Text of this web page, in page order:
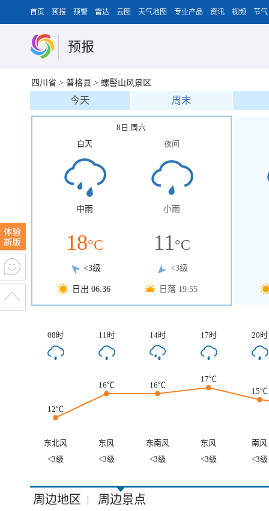
首页 预报 预警 雷达 云图 天气地图 专业产品 资讯 视频 节气
预报
四川省 > 普格县 > 螺髻山风景区
今天 周末
8日 周六
白天
中雨
18°C
<3级
日出 06:36
夜间
小雨
11°C
<3级
日落 19:55
08时 11时 14时 17时 20时
12℃
16℃ 16℃
17℃
15℃
东北风 东风 东南风 东风
南风
<3级
<3级 <3级 <3级 <3级
周边地区 | 周边景点